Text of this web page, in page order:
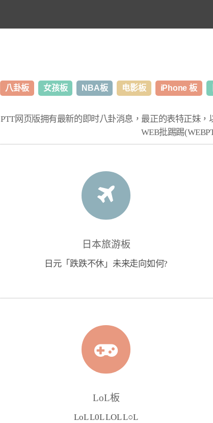
八卦板 女孩板 NBA板 电影板 iPhone 板
PTT网页版拥有最新的即时八卦消息，最正的表特正妹
WEB批踢踢
日本旅游板
日元「跌跌不休」未来走向如何?
LoL板
LoL L0L LOL L○L